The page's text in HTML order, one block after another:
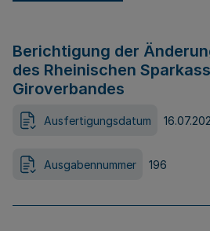
Berichtigung der
des Rheinischen
Giroverbandes
Ausfertigungsdatum
Ausgabennummer 196